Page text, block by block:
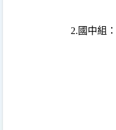
2. 國中組：